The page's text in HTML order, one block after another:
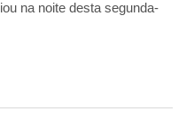
na noite desta segunda-